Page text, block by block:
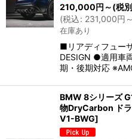
210,000円 ～(税
(税込: 231,000円 ～
在庫あり
■リアディフュー
DESIGN ●適用車
期・後期対応
BMW 8シリーズ
物DryCarbon ド
V1-BWG]